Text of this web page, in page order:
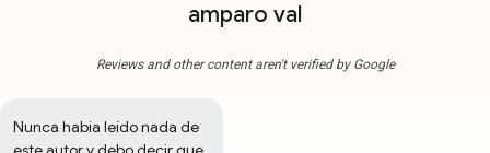
amparo val
Reviews and other content aren't verified by Google
Nunca habia leído nada de